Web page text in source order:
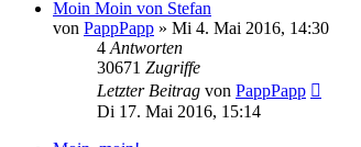
Moin Moin von Stefan
von PappPapp » Mi 4. Mai 2016, 14:30
4 Antworten
30671 Zugriffe
Letzter Beitrag von PappPapp
Di 17. Mai 2016, 15:14